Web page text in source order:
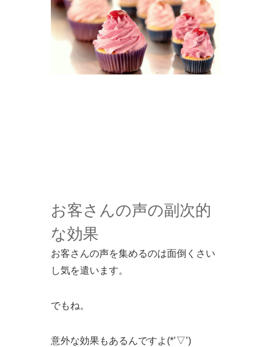
お客さんの声の副次的
な効果
お客さんの声を集めるのは面倒くさい
し気を遣います。
でもね。
意外な効果もあるんですよ(*’▽’)